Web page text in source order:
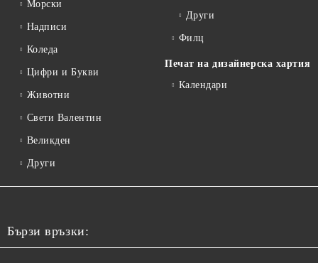
Морски
Надписи
Коледа
Цифри и Букви
Животни
Свети Валентин
Великден
Други
Други
Филц
Печат на дизайнерска хартия
Календари
Бързи връзки: